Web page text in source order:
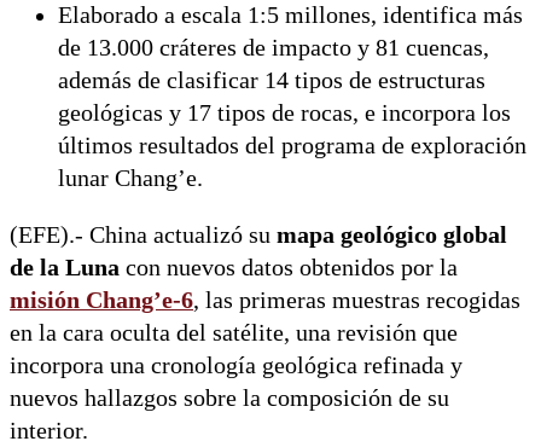
Elaborado a escala 1:5 millones, identifica más
de 13.000 cráteres de impacto y 81 cuencas,
además de clasificar 14 tipos de estructuras
geológicas y 17 tipos de rocas, e incorpora los
últimos resultados del programa de exploración
lunar Chang’e.
(EFE).- China actualizó su mapa geológico global
de la Luna con nuevos datos obtenidos por la
misión Chang’e-6, las primeras muestras recogidas
en la cara oculta del satélite, una revisión que
incorpora una cronología geológica refinada y
nuevos hallazgos sobre la composición de su
interior.